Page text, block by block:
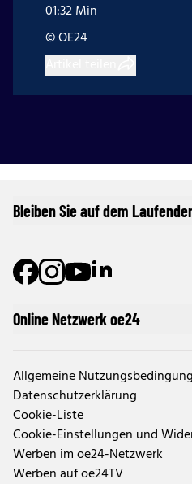
01:32 Min
© OE24
Online Netzwerk oe24
Allgemeine
Datenschutzerklärung
Cookie-Liste
Cookie-Einstellungen und
Werben im oe24-Netzwerk
Werben auf oe24TV
Bleiben Sie auf dem